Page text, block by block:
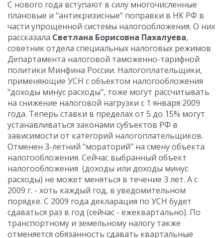
С нового года вступают в силу многочисленные
плановые и "антикризисные" поправки в НК РФ в
части упрощенной системы налогообложения. О них
рассказала Светлана Борисовна Пахалуева,
советник отдела специальных налоговых режимов
Департамента налоговой таможенно-тарифной
политики Минфина России. Налогоплательщики,
применяющие УСН с объектом налогообложения
"доходы минус расходы", тоже могут рассчитывать
на снижение налоговой нагрузки с 1 января 2009
года. Теперь ставки в пределах от 5 до 15% могут
устанавливаться законами субъектов РФ в
зависимости от категорий налогоплательщиков.
Отменен 3-летний "мораторий" на смену объекта
налогообложения. Сейчас выбранный объект
налогообложения (доходы или доходы минус
расходы) не может меняться в течение 3 лет. А с
2009 г. - хоть каждый год, в уведомительном
порядке. С 2009 года декларация по УСН будет
сдаваться раз в год (сейчас - ежеквартально). По
транспортному и земельному налогу также
отменяется обязанность сдавать квартальные